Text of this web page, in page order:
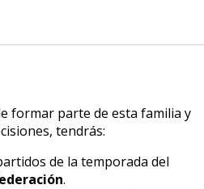
formar parte de esta familia y
tendrás:
de la temporada del
.